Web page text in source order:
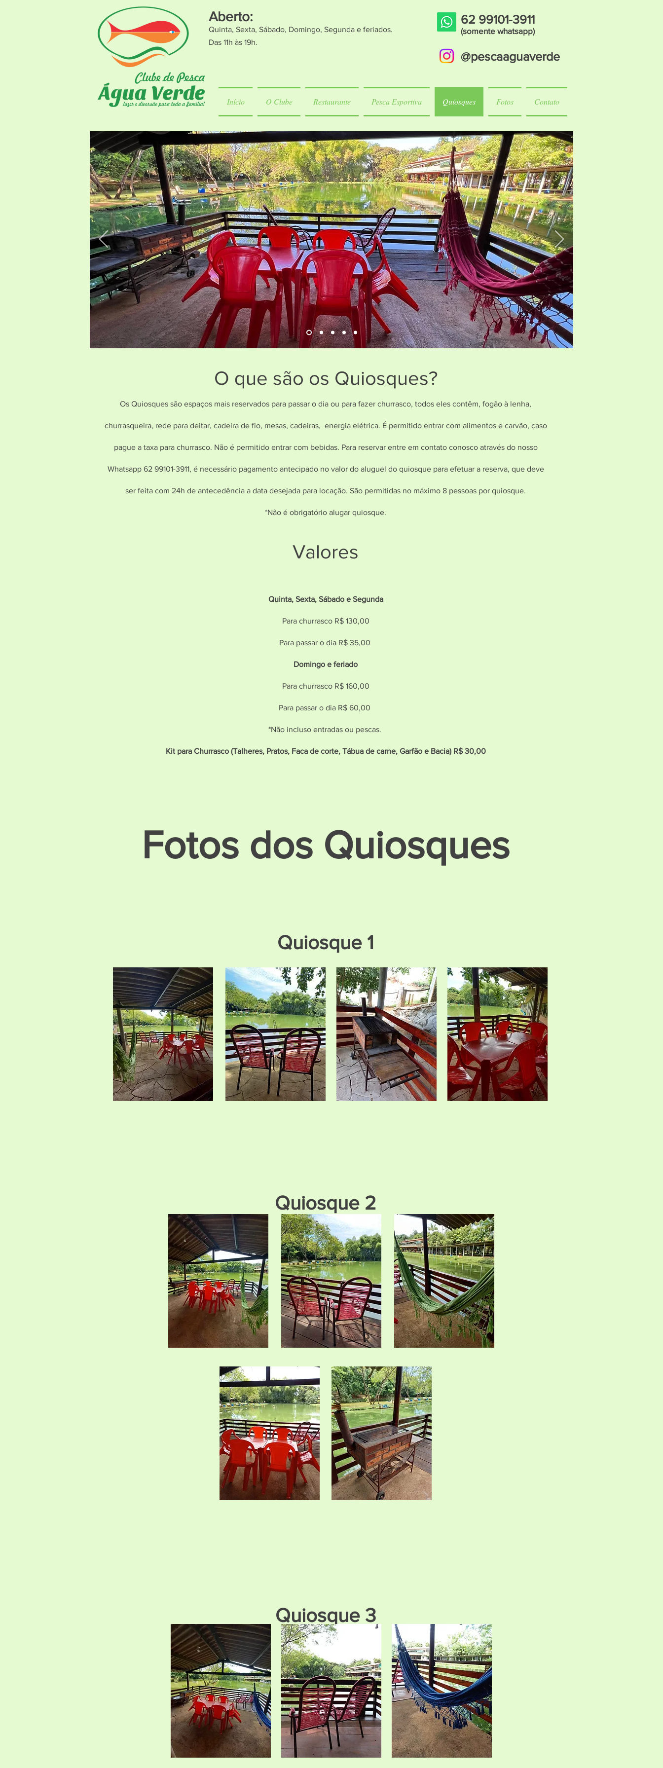
Aberto:
Quinta, Sexta, Sábado, Domingo, Segunda e feriados.
Das 11h às 19h.
62 99101-3911
(somente whatsapp)
@pescaaguaverde
Início O Clube Restaurante Pesca Esportiva Quiosques Fotos Contato
O que são os Quiosques?
Os Quiosques são espaços mais reservados para passar o dia ou para fazer churrasco, todos eles contêm, fogão à lenha,
churrasqueira, rede para deitar, cadeira de fio, mesas, cadeiras, energia elétrica. É permitido entrar com alimentos e carvão, caso
pague a taxa para churrasco. Não é permitido entrar com bebidas. Para reservar entre em contato conosco através do nosso
Whatsapp 62 99101-3911, é necessário pagamento antecipado no valor do aluguel do quiosque para efetuar a reserva, que deve
ser feita com 24h de antecedência a data desejada para locação. São permitidas no máximo 8 pessoas por quiosque.
*Não é obrigatório alugar quiosque.
Valores
Quinta, Sexta, Sábado e Segunda
Para churrasco R$ 130,00
Para passar o dia R$ 35,00
Domingo e feriado
Para churrasco R$ 160,00
Para passar o dia R$ 60,00
*Não incluso entradas ou pescas.
Kit para Churrasco (Talheres, Pratos, Faca de corte, Tábua de carne, Garfão e Bacia) R$ 30,00
Fotos dos Quiosques
Quiosque 1
Quiosque 2
Quiosque 3